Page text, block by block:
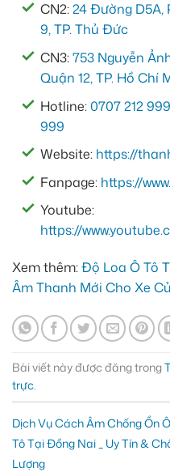
CN2:24 Đường D5A,
9, TP. Thủ Đức
CN3:753 Nguyễn
Quận 12, TP. Hồ Chí
Hotline:0707 212 999
999
Website: https://
Fanpage: https://
Youtube:
https://
Xem thêm:Độ Loa Ô Tô
Âm Thanh Mới Cho Xe
Bài viết này được đăng trong
trực.
Dịch Vụ Cách Âm Chống Ồn Ô
Tô Tại Đồng Nai _ Uy Tín &
Lượng